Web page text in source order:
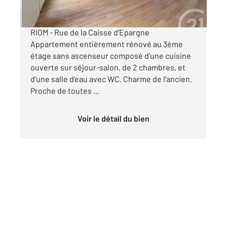
par mois charges comprises
RIOM - Rue de la Caisse d'Epargne
Appartement entièrement rénové au 3éme
étage sans ascenseur composé d'une cuisine
ouverte sur séjour-salon, de 2 chambres, et
d'une salle d'eau avec WC. Charme de l'ancien.
Proche de toutes ...
Voir le détail du bien